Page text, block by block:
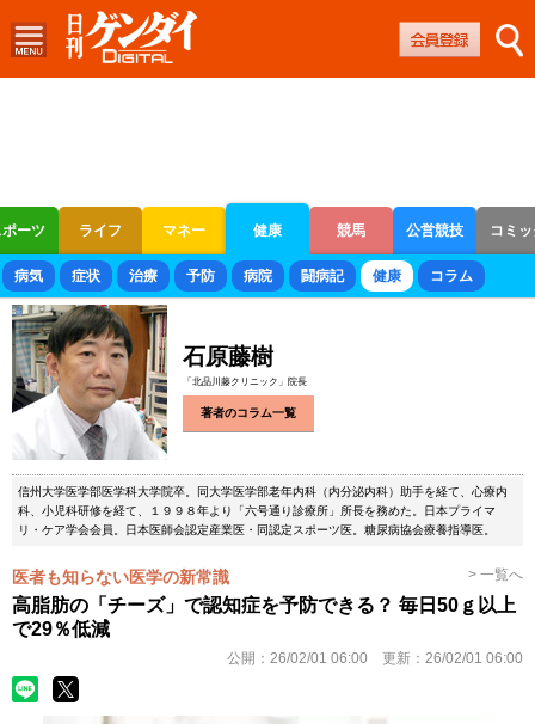
ーツ ライフ マネー 健康 競馬 公営競技 コミ
ボートレース 競輪 オートレース
病気 症状 治療 予防 病院 闘病記 健康 コラム
石原藤樹
「北品川藤クリニック」院長
著者のコラム一覧
信州大学医学部医学科大学院卒。同大学医学部老年内科（内分泌内科）助手を経て、心療内
科、小児科研修を経て、１９９８年より「六号通り診療所」所長を務めた。日本プライマ
リ・ケア学会会員。日本医師会認定産業医・同認定スポーツ医。糖尿病協会療養指導医。
医者も知らない医学の新常識 > 一覧へ
高脂肪の「チーズ」で認知症を予防できる？ 毎日50ｇ以上
で29％低減
公開： 26/02/01 06:00 更新： 26/02/01 06:00